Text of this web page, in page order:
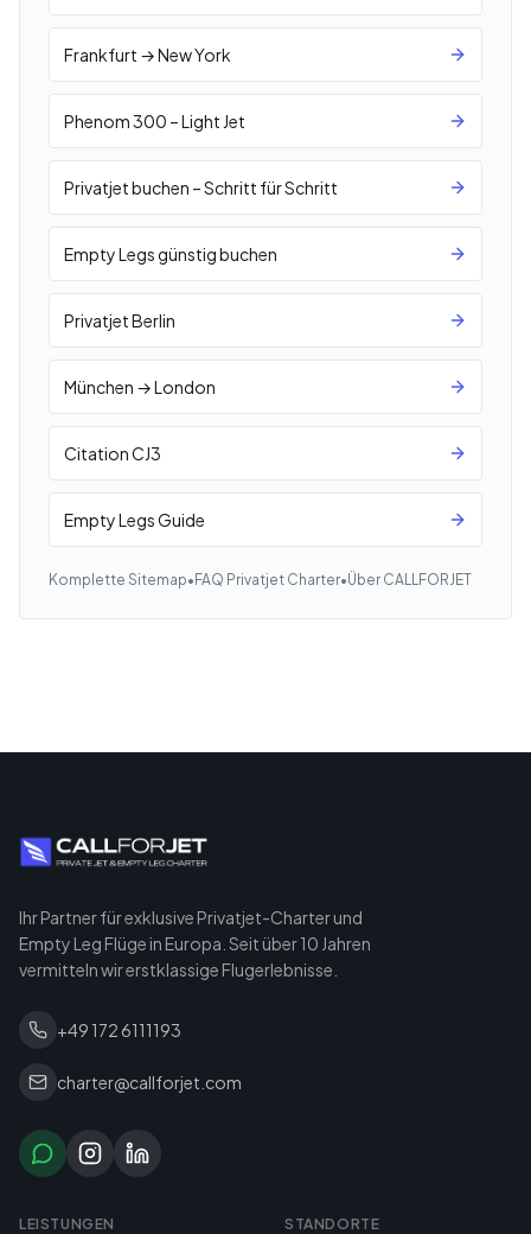
Frankfurt → New York
Phenom 300 – Light Jet
Privatjet buchen – Schritt für Schritt
Empty Legs günstig buchen
Privatjet Berlin
München → London
Citation CJ3
Empty Legs Guide
Komplette Sitemap• FAQ Privatjet Charter•Über CALLFORJET
Ihr Partner für exklusive Privatjet-Charter und
Empty Leg Flüge in Europa. Seit über 10 Jahren
vermitteln wir erstklassige Flugerlebnisse.
+49 172 6111193
charter@callforjet.com
LEISTUNGEN STANDORTE